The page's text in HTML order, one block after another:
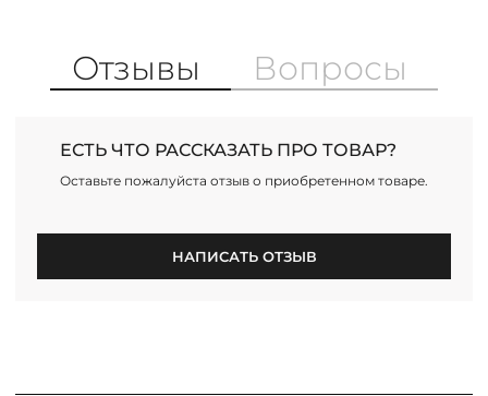
Отзывы Вопросы
ЕСТЬ ЧТО РАССКАЗАТЬ ПРО ТОВАР?
Оставьте пожалуйста отзыв о приобретенном товаре.
НАПИСАТЬ ОТЗЫВ